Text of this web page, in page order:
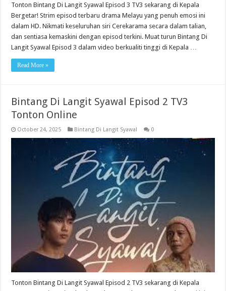
Tonton Bintang Di Langit Syawal Episod 3 TV3 sekarang di Kepala
Bergetar! Strim episod terbaru drama Melayu yang penuh emosi ini
dalam HD. Nikmati keseluruhan siri Cerekarama secara dalam talian,
dan sentiasa kemaskini dengan episod terkini. Muat turun Bintang Di
Langit Syawal Episod 3 dalam video berkualiti tinggi di Kepala …
Read More »
Bintang Di Langit Syawal Episod 2 TV3
Tonton Online
October 24, 2025 Bintang Di Langit Syawal 0
Tonton Bintang Di Langit Syawal Episod 2 TV3 sekarang di Kepala